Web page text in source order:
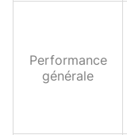
Performance
générale